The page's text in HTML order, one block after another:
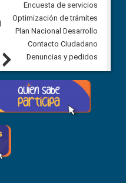
Veeduría Ciudadana para
construcción del asfaltado de
Ballenita del cantón Santa
7 agosto, 2026
Next
Encuesta de servicios
Optimización de trámites
Plan Nacional Desarrollo
Contacto Ciudadano
Denuncias y pedidos